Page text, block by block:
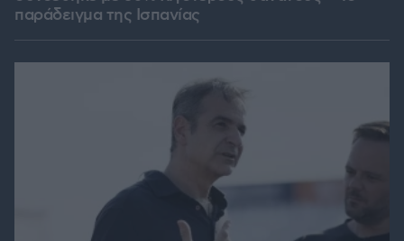
παράδειγμα της Ισπανίας